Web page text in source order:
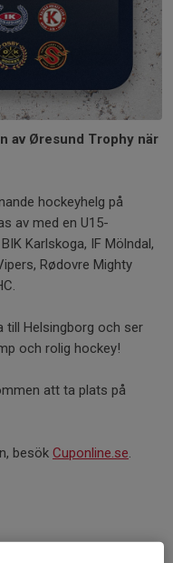
av Øresund Trophy när
hockeyhelg på
av med en U15-
Karlskoga, IF Mölndal,
Rødovre Mighty
till Helsingborg och ser
och rolig hockey!
att ta plats på
besök Cuponline.se.